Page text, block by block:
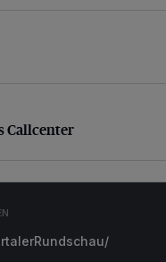
Callcenter